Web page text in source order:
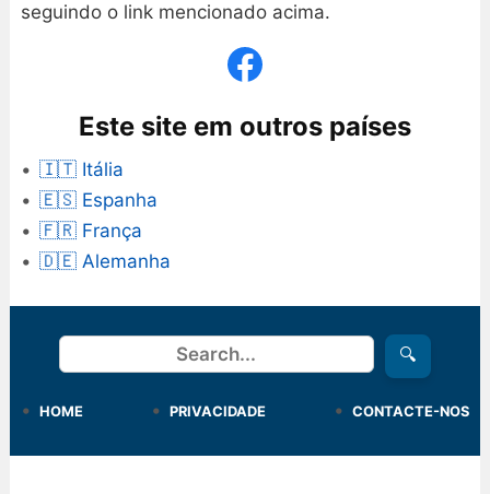
seguindo o link mencionado acima.
Este site em outros países
🇮🇹 Itália
🇪🇸 Espanha
🇫🇷 França
🇩🇪 Alemanha
Procurar 🔍
HOME PRIVACIDADE CONTACTE-NOS